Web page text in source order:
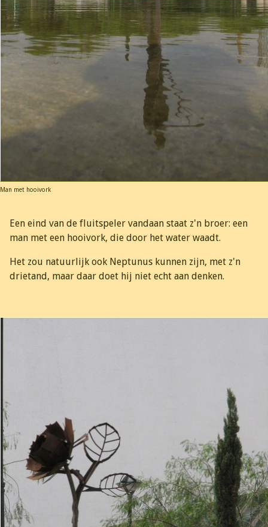
Man met hooivork
Een eind van de fluitspeler vandaan staat z'n broer: een
man met een hooivork, die door het water waadt.
Het zou natuurlijk ook Neptunus kunnen zijn, met z'n
drietand, maar daar doet hij niet echt aan denken.